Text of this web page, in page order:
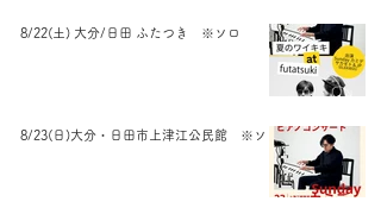
8/22(土) 大分/日田 ふたつき ※ソロ
8/23(日)大分・日田市上津江公民館 ※ソロ